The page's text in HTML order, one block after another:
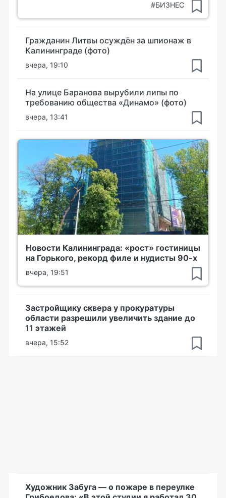
#БИЗНЕС
Гражданин Литвы осуждён за шпионаж в
Калининграде (фото)
вчера, 19:10
На улице Баранова вырубили липы по
требованию общества «Динамо» (фото)
вчера, 13:41
Новости Калининграда: «рост» гостиницы
на Горького, рекорд филе и нудисты 90-х
вчера, 19:51
Застройщику сквера у прокуратуры
области разрешили увеличить здание до
11 этажей
вчера, 15:52
Художник Забуга — о пожаре в переулке